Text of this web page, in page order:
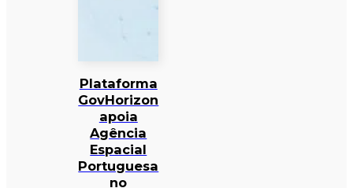
Plataforma
GovHorizon
apoia
Agência
Espacial
Portuguesa
no